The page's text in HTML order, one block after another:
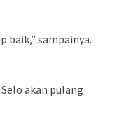
baik,” sampainya.
akan pulang